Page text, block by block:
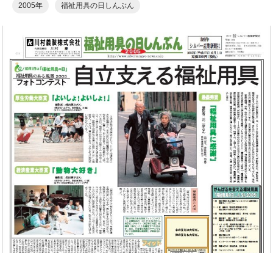
2005年 福祉用具の日しんぶん